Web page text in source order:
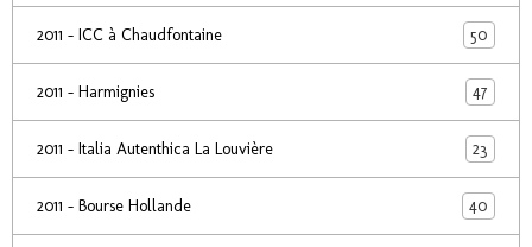
2011 - ICC à Chaudfontaine 50
2011 - Harmignies 47
2011 - Italia Autenthica La Louvière 23
2011 - Bourse Hollande 40